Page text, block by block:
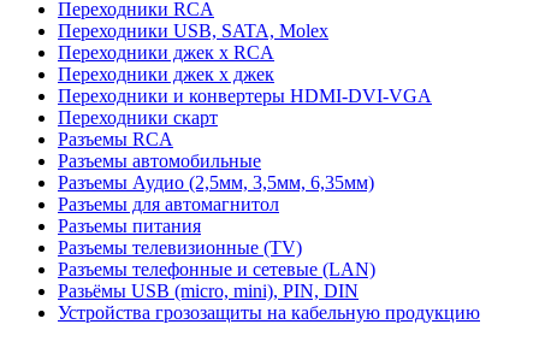
Переходники RCA
Переходники USB, SATA, Molex
Переходники джек х RCA
Переходники джек х джек
Переходники и конвертеры HDMI-DVI-VGA
Переходники скарт
Разъемы RCA
Разъемы автомобильные
Разъемы Аудио (2,5мм, 3,5мм, 6,35мм)
Разъемы для автомагнитол
Разъемы питания
Разъемы телевизионные (TV)
Разъемы телефонные и сетевые (LAN)
Разьёмы USB (micro, mini), PIN, DIN
Устройства грозозащиты на кабельную продукцию